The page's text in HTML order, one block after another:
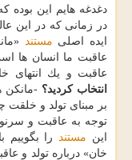
دغدغه هایم این بوده
در زمانی كه در این
ایده اصلی مستند
عاقبت ما انسان ها
عاقبت و یك انتهای
انتخاب كردید؟ -مانكن
بر مبنای تولد و خلقت
این مستندرا بگوییم
خان» درباره تولد و